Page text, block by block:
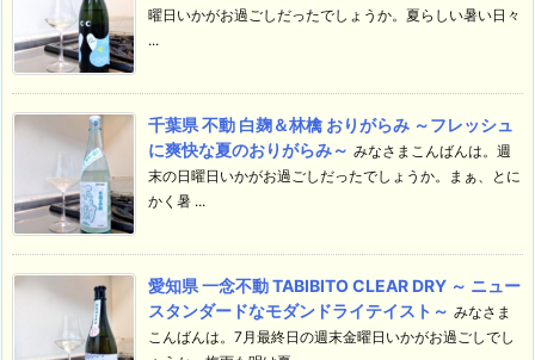
曜日いかがお過ごしだったでしょうか。夏らしい暑い日々
...
千葉県 不動 白麹＆林檎 おりがらみ ～フレッシュ
に爽快な夏のおりがらみ～ みなさまこんばんは。週
末の日曜日いかがお過ごしだったでしょうか。まぁ、とに
かく暑 ...
愛知県 一念不動 TABIBITO CLEAR DRY ～ ニュー
スタンダードなモダンドライテイスト～ みなさま
こんばんは。7月最終日の週末金曜日いかがお過ごしでし